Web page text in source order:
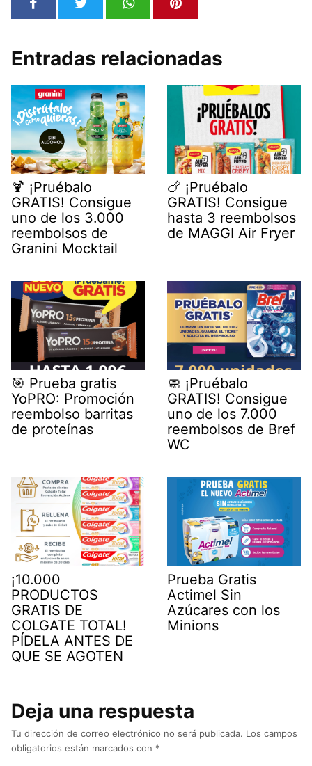
Entradas relacionadas
🍹 ¡Pruébalo
GRATIS! Consigue
uno de los 3.000
reembolsos de
Granini Mocktail
🍗 ¡Pruébalo
GRATIS! Consigue
hasta 3 reembolsos
de MAGGI Air Fryer
🎯 Prueba gratis
YoPRO: Promoción
reembolso barritas
de proteínas
🧼 ¡Pruébalo
GRATIS! Consigue
uno de los 7.000
reembolsos de Bref
WC
¡10.000
PRODUCTOS
GRATIS DE
COLGATE TOTAL!
PÍDELA ANTES DE
QUE SE AGOTEN
Prueba Gratis
Actimel Sin
Azúcares con los
Minions
Deja una respuesta
Tu dirección de correo electrónico no será publicada. Los campos
obligatorios están marcados con *